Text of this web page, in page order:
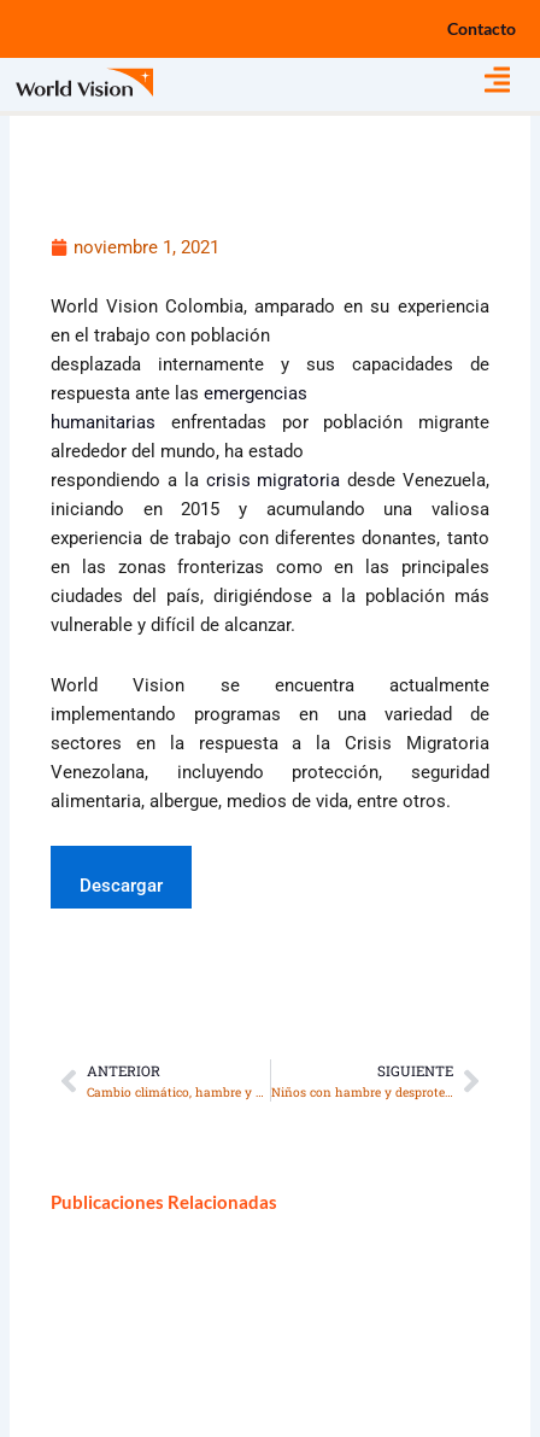
Contacto
noviembre 1, 2021
World Vision Colombia, amparado en su experiencia
en el trabajo con población
desplazada internamente y sus capacidades de
respuesta ante lasemergencias
humanitarias enfrentadas por población migrante
alrededor del mundo, ha estado
respondiendo a la crisis migratoria desde Venezuela,
iniciando en 2015 y acumulando una valiosa
experiencia de trabajo con diferentes donantes, tanto
en las zonas fronterizas como en las principales
ciudades del país, dirigiéndose a la población más
vulnerable y difícil de alcanzar.
World Vision se encuentra actualmente
implementando programas en una variedad de
sectores en la respuesta a la Crisis Migratoria
Venezolana, incluyendo protección, seguridad
alimentaria, albergue, medios de vida, entre otros.
Descargar
AntANTERIOR
Cambio climático, hambre y el futuro de los niños
SIGUIENTE
Niños con hambre y desprotegidos
Publicaciones Relacionadas